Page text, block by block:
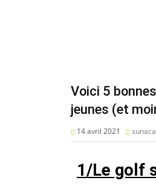
Voici 5
jeunes (et
14 avril 2021
1/Le golf